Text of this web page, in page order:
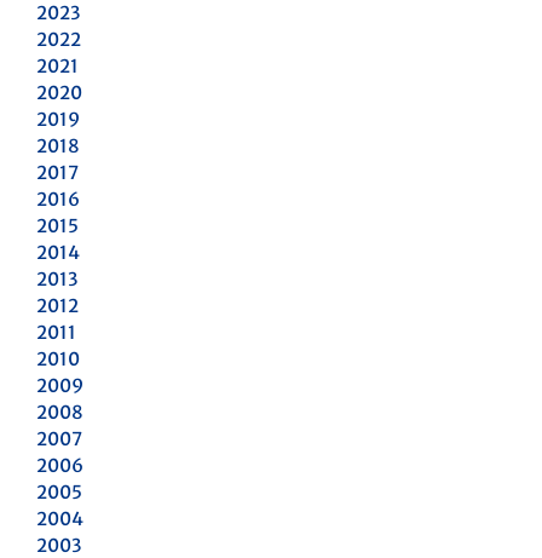
2023
2022
2021
2020
2019
2018
2017
2016
2015
2014
2013
2012
2011
2010
2009
2008
2007
2006
2005
2004
2003